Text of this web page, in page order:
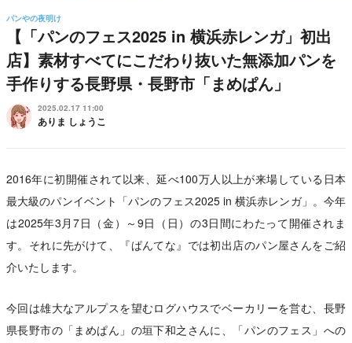
パンやの夜明け
【「パンのフェス2025 in 横浜赤レンガ」初出
店】素材すべてにこだわり抜いた無添加パンを
手作りする長野県・長野市「まめぱん」
2025.02.17 11:00
ありま しょうこ
2016年に初開催されて以来、延べ100万人以上が来場している日本
最大級のパンイベント「パンのフェス2025 in 横浜赤レンガ」。今年
は2025年3月7日（金）～9日（日）の3日間にわたって開催されま
す。それに先がけて、『ぱんてな』では初出店のパン屋さんをご紹
介いたします。
今回は雄大なアルプスを望むログハウスでベーカリーを営む、長野
県長野市の「まめぱん」の垣下和之さんに、「パンのフェス」への